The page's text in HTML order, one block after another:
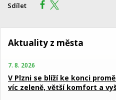
Sdílet
Aktuality z města
7. 8. 2026
V Plzni se blíží ke konci
víc zeleně, větší komfort a